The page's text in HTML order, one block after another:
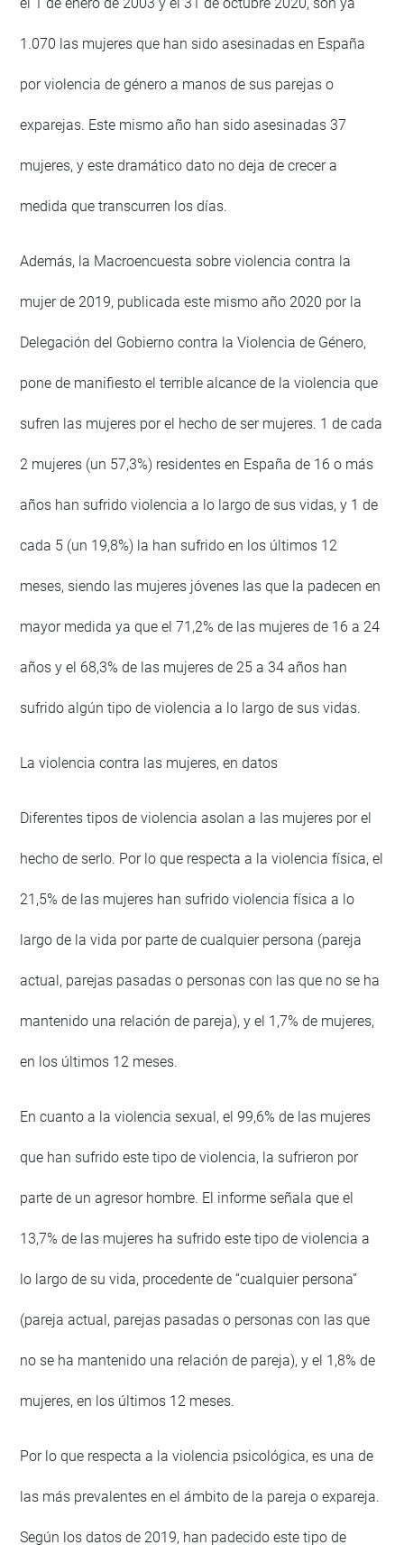
1.070 las mujeres que han sido asesinadas en España
por violencia de género a manos de sus parejas o
exparejas. Este mismo año han sido asesinadas 37
mujeres, y este dramático dato no deja de crecer a
medida que transcurren los días.
Además, la Macroencuesta sobre violencia contra la
mujer de 2019, publicada este mismo año 2020 por la
Delegación del Gobierno contra la Violencia de Género,
pone de manifiesto el terrible alcance de la violencia que
sufren las mujeres por el hecho de ser mujeres. 1 de cada
2 mujeres (un 57,3%) residentes en España de 16 o más
años han sufrido violencia a lo largo de sus vidas, y 1 de
cada 5 (un 19,8%) la han sufrido en los últimos 12
meses, siendo las mujeres jóvenes las que la padecen en
mayor medida ya que el 71,2% de las mujeres de 16 a 24
años y el 68,3% de las mujeres de 25 a 34 años han
sufrido algún tipo de violencia a lo largo de sus vidas.
La violencia contra las mujeres, en datos
Diferentes tipos de violencia asolan a las mujeres por el
hecho de serlo. Por lo que respecta a la violencia física, el
21,5% de las mujeres han sufrido violencia física a lo
largo de la vida por parte de cualquier persona (pareja
actual, parejas pasadas o personas con las que no se ha
mantenido una relación de pareja), y el 1,7% de mujeres,
en los últimos 12 meses.
En cuanto a la violencia sexual, el 99,6% de las mujeres
que han sufrido este tipo de violencia, la sufrieron por
parte de un agresor hombre. El informe señala que el
13,7% de las mujeres ha sufrido este tipo de violencia a
lo largo de su vida, procedente de “cualquier persona”
(pareja actual, parejas pasadas o personas con las que
no se ha mantenido una relación de pareja), y el 1,8% de
mujeres, en los últimos 12 meses.
Por lo que respecta a la violencia psicológica, es una de
las más prevalentes en el ámbito de la pareja o expareja.
Según los datos de 2019, han padecido este tipo de